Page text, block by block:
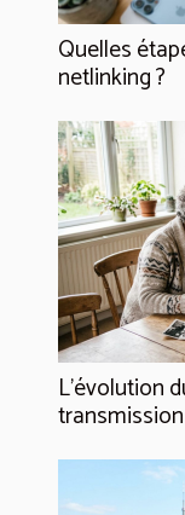
Quelles
netlinking ?
L’évolution